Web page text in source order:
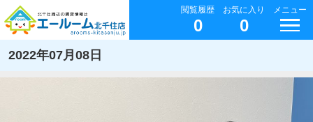
閲覧履歴
0
お気に入り
0
メニュー
2022年07月08日